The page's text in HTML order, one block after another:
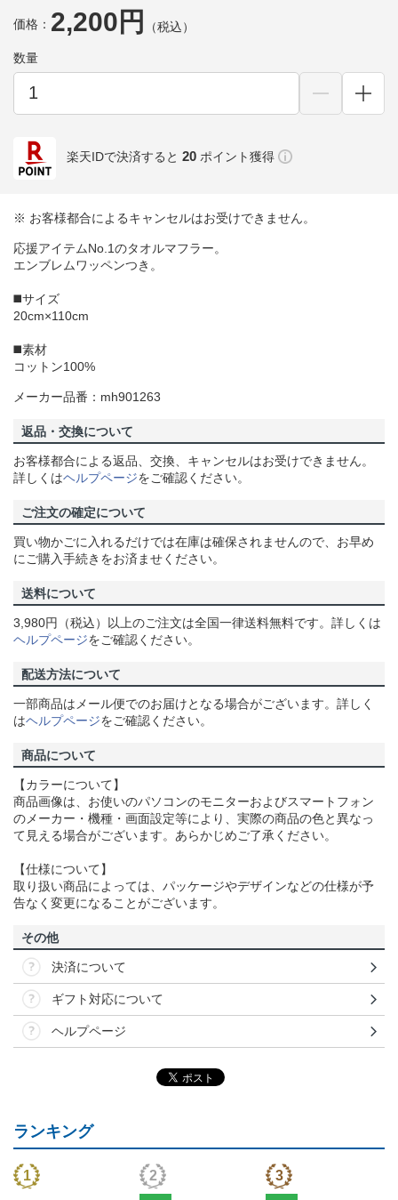
価格： 2,200円 （税込）
数量
楽天IDで決済すると 20 ポイント獲得
※ お客様都合によるキャンセルはお受けできません。
応援アイテムNo.1のタオルマフラー。
エンブレムワッペンつき。
◼️サイズ
20cm×110cm
◼️素材
コットン100%
メーカー品番：mh901263
返品・交換について
お客様都合による返品、交換、キャンセルはお受けできません。
詳しくはヘルプページをご確認ください。
ご注文の確定について
買い物かごに入れるだけでは在庫は確保されませんので、お早め
にご購入手続きをお済ませください。
送料について
3,980円（税込）以上のご注文は全国一律送料無料です。詳しくは
ヘルプページをご確認ください。
配送方法について
一部商品はメール便でのお届けとなる場合がございます。詳しく
はヘルプページをご確認ください。
商品について
【カラーについて】
商品画像は、お使いのパソコンのモニターおよびスマートフォン
のメーカー・機種・画面設定等により、実際の商品の色と異なっ
て見える場合がございます。あらかじめご了承ください。
【仕様について】
取り扱い商品によっては、パッケージやデザインなどの仕様が予
告なく変更になることがございます。
その他
決済について
ギフト対応について
ヘルプページ
ランキング